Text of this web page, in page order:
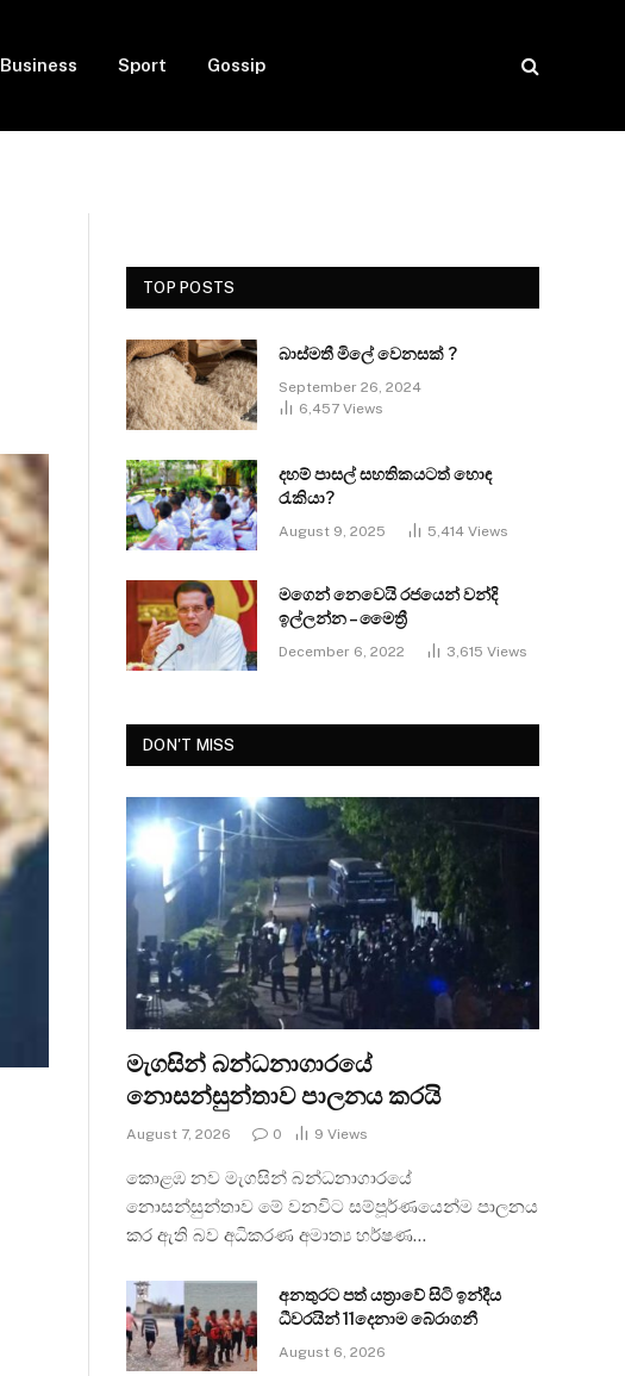
Business Sport Gossip
TOP POSTS
බාස්මතී මිලේ වෙනසක් ?
September 26, 2024
6,457 Views
දහම් පාසල් සහතිකයටත් හොඳ
රැකියා?
August 9, 2025 5,414 Views
මගෙන් නෙවෙයි රජයෙන් වන්දි
ඉල්ලන්න – මෛත්‍රී
December 6, 2022 3,615 Views
DON'T MISS
මැගසින් බන්ධනාගාරයේ
නොසන්සුන්තාව පාලනය කරයි
August 7, 2026 0 9 Views
කොළඹ නව මැගසින් බන්ධනාගාරයේ
නොසන්සුන්තාව මේ වනවිට සම්පූර්ණයෙන්ම පාලනය
කර ඇති බව අධිකරණ අමාත්‍ය හර්ෂණ…
අනතුරට පත් යත්‍රාවේ සිටි ඉන්දීය
ධීවරයින් 11දෙනාම බේරාගනී
August 6, 2026